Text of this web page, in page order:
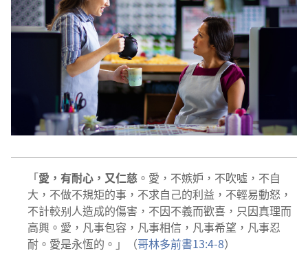
「愛，有耐心，又仁慈 。愛，不嫉妒，不吹噓，不自
大，不做不規矩的事，不求自己的利益，不輕易動怒，
不計較别人造成的傷害，不因不義而歡喜，只因真理而
高興。愛，凡事包容，凡事相信，凡事希望，凡事忍
耐。愛是永恆的。」（哥林多前書13:4-8）